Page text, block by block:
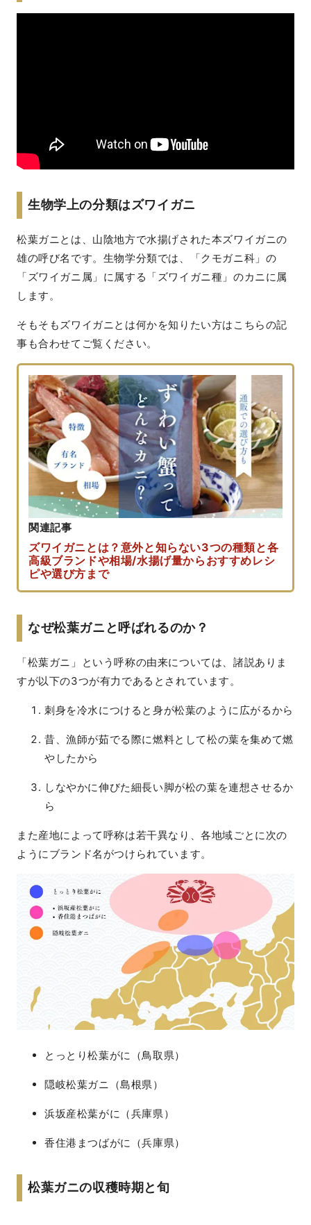
生物学上の分類はズワイガニ
松葉ガニとは、山陰地方で水揚げされた本ズワイガニの
雄の呼び名です。生物学分類では、「クモガニ科」の
「ズワイガニ属」に属する「ズワイガニ種」のカニに属
します。
そもそもズワイガニとは何かを知りたい方はこちらの記
事も合わせてご覧ください。
関連記事
ズワイガニとは？意外と知らない3つの種類と各
高級ブランドや相場/水揚げ量からおすすめレシ
ピや選び方まで
なぜ松葉ガニと呼ばれるのか？
「松葉ガニ」という呼称の由来については、諸説ありま
すが以下の3つが有力であるとされています。
刺身を冷水につけると身が松葉のように広がるから
昔、漁師が茹でる際に燃料として松の葉を集めて燃
やしたから
しなやかに伸びた細長い脚が松の葉を連想させるか
ら
また産地によって呼称は若干異なり、各地域ごとに次の
ようにブランド名がつけられています。
とっとり松葉がに（鳥取県）
隠岐松葉ガニ（島根県）
浜坂産松葉がに（兵庫県）
香住港まつばがに（兵庫県）
松葉ガニの収穫時期と旬